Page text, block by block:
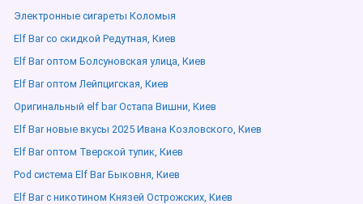
Электронные сигареты Коломыя
Elf Bar со скидкой Редутная, Киев
Elf Bar оптом Болсуновская улица, Киев
Elf Bar оптом Лейпцигская, Киев
Оригинальный elf bar Остапа Вишни, Киев
Elf Bar новые вкусы 2025 Ивана Козловского, Киев
Elf Bar оптом Тверской тупик, Киев
Pod система Elf Bar Быковня, Киев
Elf Bar с никотином Князей Острожских, Киев